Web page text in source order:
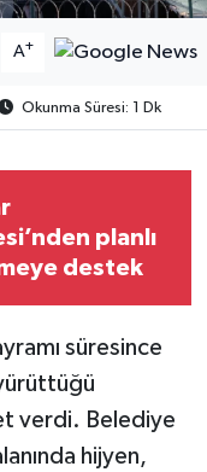
A+
Okunma Süresi: 1 Dk
planlı
destek
süresince
verdi. Belediye
hijyen,